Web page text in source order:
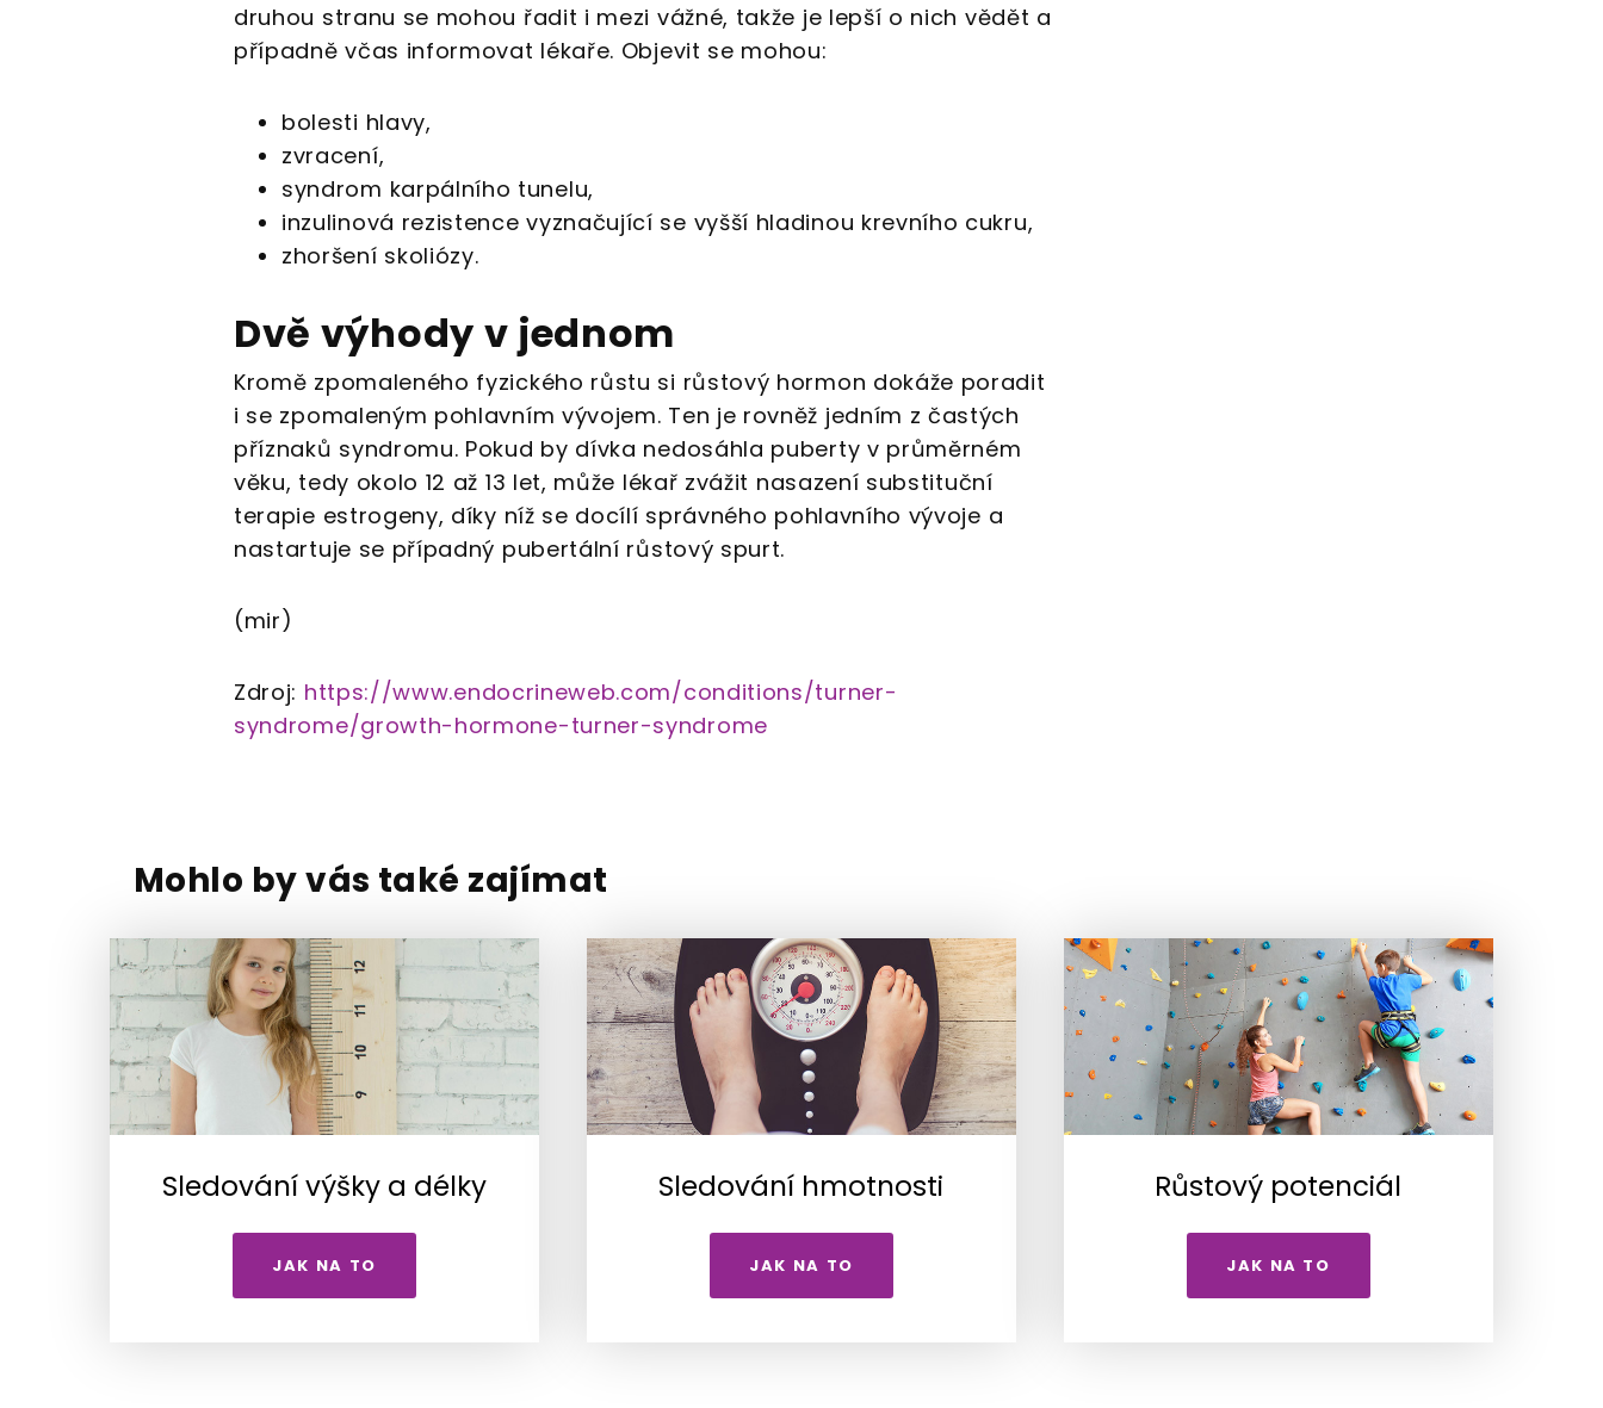
druhou stranu se mohou řadit i mezi vážné, takže je lepší o nich vědět a
případně včas informovat lékaře. Objevit se mohou:
bolesti hlavy,
zvracení,
syndrom karpálního tunelu,
inzulinová rezistence vyznačující se vyšší hladinou krevního cukru,
zhoršení skoliózy.
Dvě výhody v jednom
Kromě zpomaleného fyzického růstu si růstový hormon dokáže poradit
i se zpomaleným pohlavním vývojem. Ten je rovněž jedním z častých
příznaků syndromu. Pokud by dívka nedosáhla puberty v průměrném
věku, tedy okolo 12 až 13 let, může lékař zvážit nasazení substituční
terapie estrogeny, díky níž se docílí správného pohlavního vývoje a
nastartuje se případný pubertální růstový spurt.
(mir)
Zdroj: https://www.endocrineweb.com/conditions/turner-
syndrome/growth-hormone-turner-syndrome
Mohlo by vás také zajímat
Sledování výšky a délky
JAK NA TO
Sledování hmotnosti
JAK NA TO
Růstový potenciál
JAK NA TO